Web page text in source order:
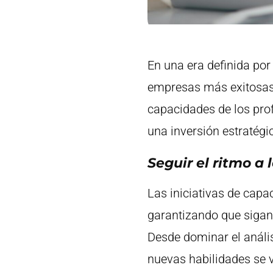
En una era definida
empresas más
capacidades de los
una inversión
Seguir el ritmo a
Las iniciativas de
garantizando que
Desde dominar el
nuevas habilidades se